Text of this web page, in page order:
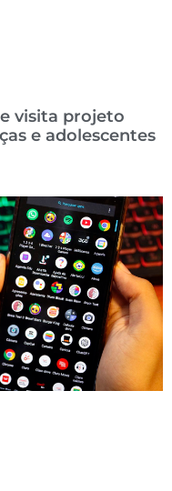
visita projeto
e adolescentes